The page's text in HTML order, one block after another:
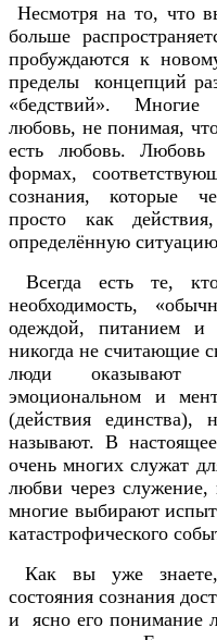
Несмотря на то, что
больше
пробуждаются к
пределы концепций
«бедствий».
любовь, не понимая,
есть любовь.
формах,
сознания, которые
просто как
определённую
Всегда есть те,
необходимость,
одеждой, питанием
никогда не считающие
люди оказывают
эмоциональном и
(действия единства),
называют. В
очень многих служат
любви через
многие выбирают
катастрофического
Как вы уже знаете,
состояния сознания
и ясно его понимание